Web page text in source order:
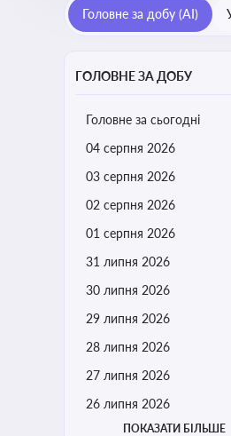
Головне за добу (AI)
ГОЛОВНЕ ЗА ДОБУ
Головне за сьогодні
04 серпня 2026
03 серпня 2026
02 серпня 2026
01 серпня 2026
31 липня 2026
30 липня 2026
29 липня 2026
28 липня 2026
27 липня 2026
26 липня 2026
ПОКАЗАТИ БІЛЬШЕ